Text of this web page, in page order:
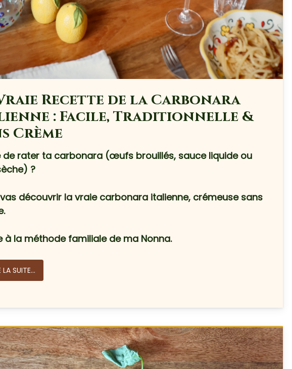
Recette de la Carbonara
: Facile, Traditionnelle &
Crème
de rater ta carbonara (œufs brouillés, sauce liquide ou
?
découvrir la vraie carbonara italienne, crémeuse sans
à la méthode familiale de ma Nonna.
LA SUITE...